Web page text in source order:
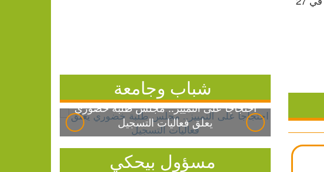
شباب وجامعة
احتجاجاً على التمييز.. مجلس طلبة خضوري
يعلق فعاليات التسجيل
مسؤول بيحكي